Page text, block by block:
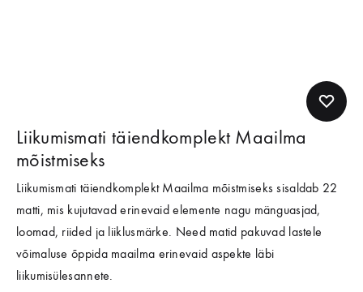
Liikumismati täiendkomplekt Maailma
mõistmiseks
Liikumismati täiendkomplekt Maailma mõistmiseks sisaldab 22
matti, mis kujutavad erinevaid elemente nagu mänguasjad,
loomad, riided ja liiklusmärke. Need matid pakuvad lastele
võimaluse õppida maailma erinevaid aspekte läbi
liikumisülesannete.